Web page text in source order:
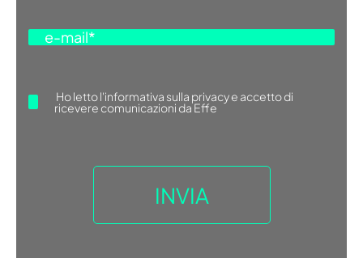
Ho lettol'informativa sulla privacye accetto di
ricevere comunicazioni da Effe